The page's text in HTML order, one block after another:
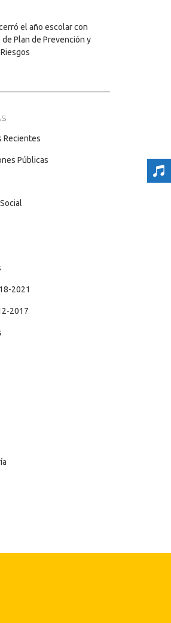
el año escolar con
Plan de Prevención y
Recientes
Públicas
2021
2017